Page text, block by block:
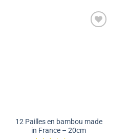
12 Pailles en bambou made
in France – 20cm